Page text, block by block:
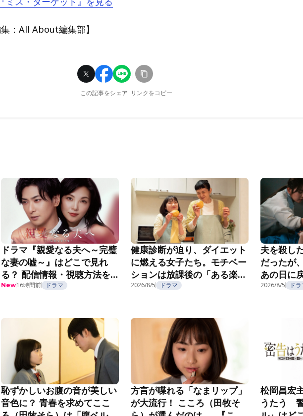
集：All About編集部】
この記事をシェア リンクをコピー
ドラマ『親愛なる夫へ～完璧
な妻の嘘～』はどこで見れ
る？ 配信情報・視聴方法を
紹介
New16時間前 ドラマ
健康診断が迫り、ダイエット
に燃える女子たち。モチベー
ションは放課後の「ある楽し
み」で……？『こころのフフ
2026/8/5 ドラマ
夫を殺し
だったが
あの日に
を殺した
2026/8/5 ド
恥ずかしいお腹の音が美しい
音色に？ 青春を求めてここ
方言が喋れる「なまリップ」
が大流行！ こころ（田牧そ
松岡昌宏
うたう